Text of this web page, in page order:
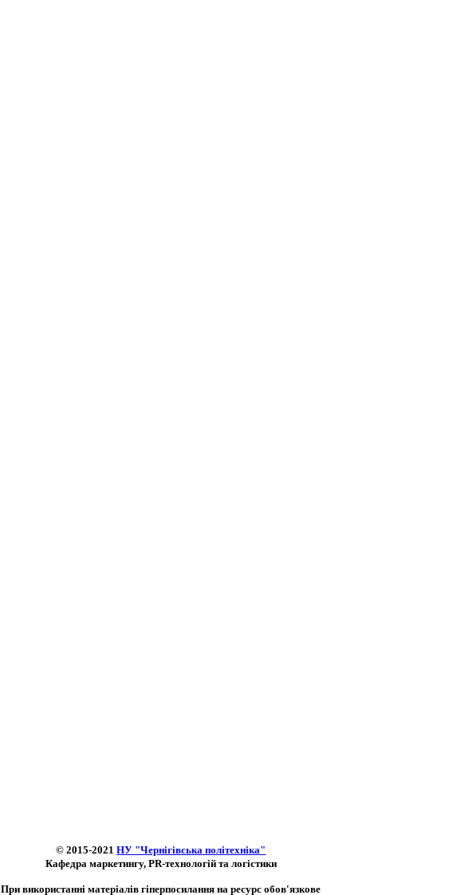
© 2015-2021 НУ "Чернігівська політехніка"
Кафедра маркетингу, PR-технологій та логістики
При використанні матеріалів гіперпосилання на ресурс обов'язкове